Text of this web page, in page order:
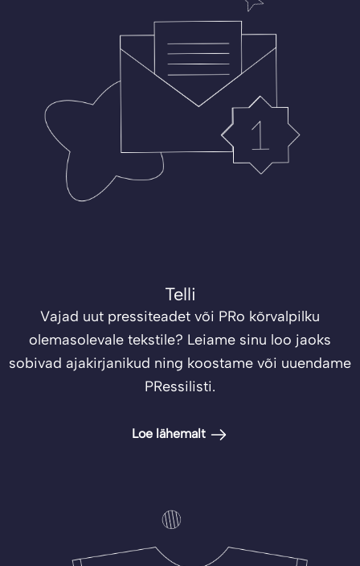
Telli
Vajad uut pressiteadet või PRo kõrvalpilku
olemasolevale tekstile? Leiame sinu loo jaoks
sobivad ajakirjanikud ning koostame või uuendame
PRessilisti.
Loe lähemalt